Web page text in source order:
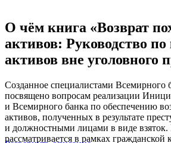
О чём книга «Возврат
активов: Руководство
активов вне уголовного
Созданное специалистами Всемирного
посвящено вопросам реализации
и Всемирного банка по обеспечению
активов, полученных в результате
и должностными лицами в виде взяток.
рассматривается в рамках гражданской